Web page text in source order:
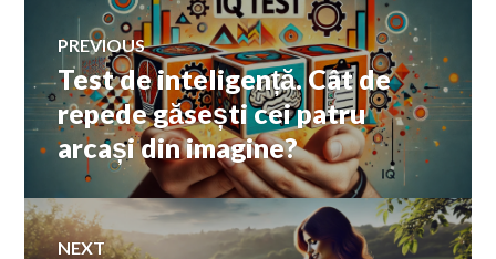
Navigare
în
articole
PREVIOUS
Previous
post:
Test de inteligență. Cât de
repede găsești cei patru
arcași din imagine?
NEXT